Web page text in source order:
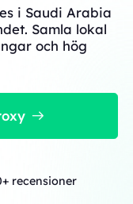
i Saudi Arabia
Samla lokal
och hög
recensioner